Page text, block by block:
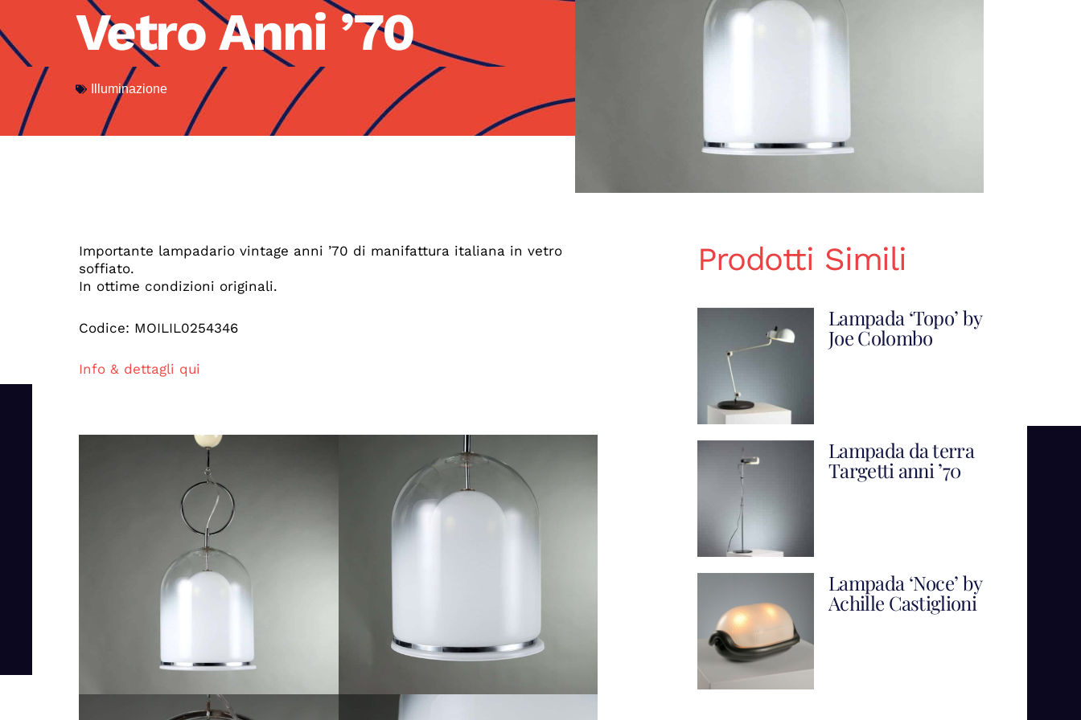
Vetro Anni ’70
Illuminazione
Importante lampadario vintage anni ’70 di manifattura italiana in vetro
soffiato.
In ottime condizioni originali.
Codice: MOILIL0254346
Info & dettagli qui
Prodotti Simili
Lampada ‘Topo’ by
Joe Colombo
Lampada da terra
Targetti anni ’70
Lampada ‘Noce’ by
Achille Castiglioni